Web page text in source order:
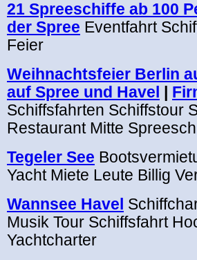
21 Spreeschiffe ab 100
der Spree Eventfahrt
Feier
Weihnachtsfeier Berlin
auf Spree und Havel
Schiffsfahrten Schiffstour
Restaurant Mitte
Tegeler See
Yacht Miete Leute Billig
Wannsee Havel
Musik Tour Schiffsfahrt
Yachtcharter